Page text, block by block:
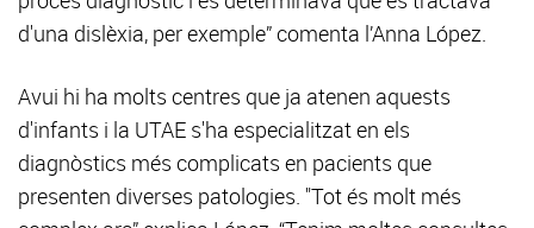
d'una dislèxia, per exemple” comenta l’Anna López.
Avui hi ha molts centres que ja atenen aquests
d'infants i la UTAE s'ha especialitzat en els
diagnòstics més complicats en pacients que
presenten diverses patologies. "Tot és molt més